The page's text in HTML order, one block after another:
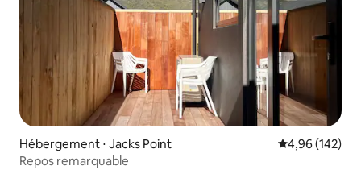
Hébergement ⋅ Jacks Point Évaluation
4,96 (142)
Repos remarquable